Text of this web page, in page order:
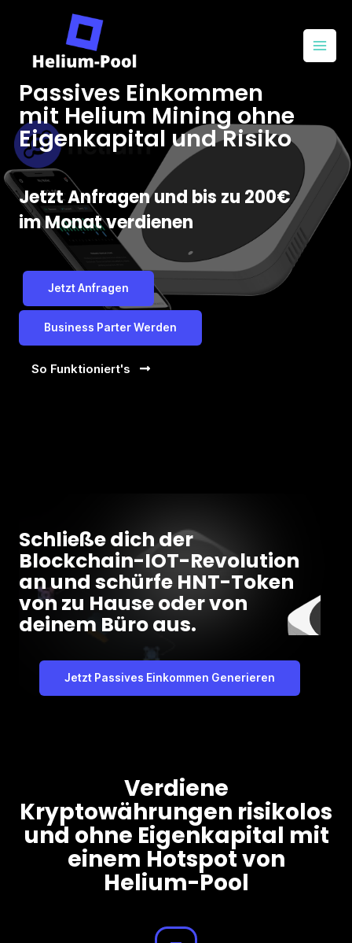
Passives Einkommen
mit Helium Mining ohne
Eigenkapital und Risiko
Jetzt Anfragen und bis zu 200€
im Monat verdienen
Jetzt Anfragen
Business Parter Werden
So Funktioniert's
Schließe dich der
Blockchain-IOT-Revolution
an und schürfe HNT-Token
von zu Hause oder von
deinem Büro aus.
Jetzt Passives Einkommen Generieren
Verdiene
Kryptowährungen risikolos
und ohne Eigenkapital mit
einem Hotspot von
Helium-Pool